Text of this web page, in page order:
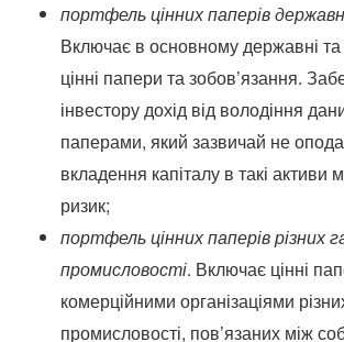
портфель цінних паперів
Включає в основному державні та
цінні папери та зобов’язання.
інвестору дохід від володіння
паперами, який зазвичай не
вкладення капіталу в такі активи
ризик;
портфель цінних паперів різних
промисловості. Включає цінні
комерційними організаціями
промисловості, пов’язаних між